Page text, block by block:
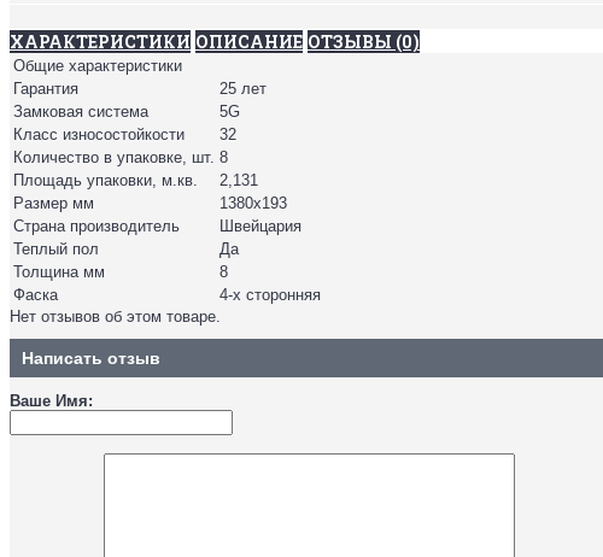
ХАРАКТЕРИСТИКИ ОПИСАНИЕ ОТЗЫВЫ (0)
Общие характеристики
Гарантия
25 лет
Замковая система
5G
Класс износостойкости
32
Количество в упаковке, шт. 8
Площадь упаковки, м.кв.
2,131
Размер мм
1380х193
Страна производитель
Швейцария
Теплый пол
Да
Толщина мм
8
Фаска
4-х сторонняя
Нет отзывов об этом товаре.
Написать отзыв
Ваше Имя: